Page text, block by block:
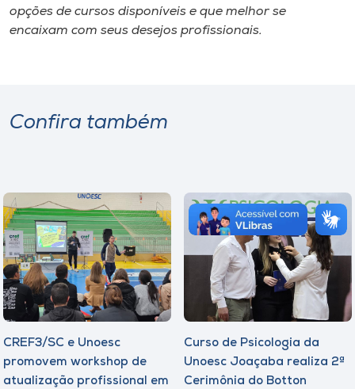
opções de cursos disponíveis e que melhor se
encaixam com seus desejos profissionais.
Confira também
CREF3/SC e Unoesc
promovem workshop de
atualização profissional em
Curso de Psicologia da
Unoesc Joaçaba realiza 2ª
Cerimônia do Botton